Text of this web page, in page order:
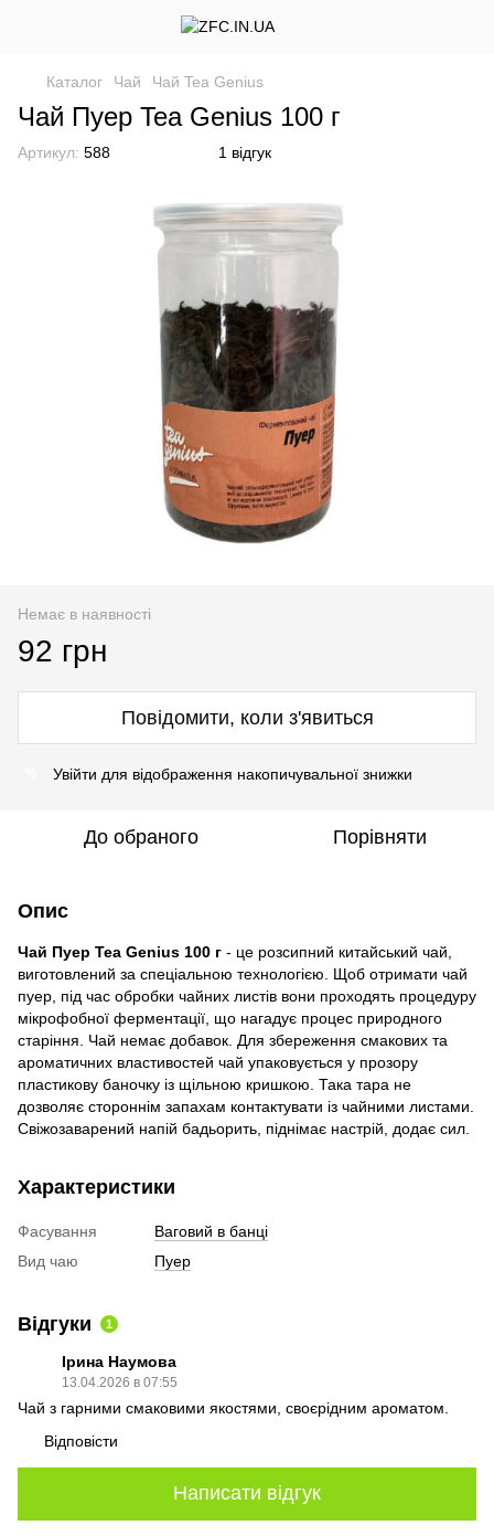
Каталог Чай Чай Tea Genius
Чай Пуер Tea Genius 100 г
Артикул: 588 1 відгук
Немає в наявності
92 грн
Повідомити, коли з'явиться
Увійти для відображення накопичувальної знижки
До обраного Порівняти
Опис
Чай Пуер Tea Genius 100 г - це розсипний китайський чай,
виготовлений за спеціальною технологією. Щоб отримати чай
пуер, під час обробки чайних листів вони проходять процедуру
мікрофобної ферментації, що нагадує процес природного
старіння. Чай немає добавок. Для збереження смакових та
ароматичних властивостей чай упаковується у прозору
пластикову баночку із щільною кришкою. Така тара не
дозволяє стороннім запахам контактувати із чайними листами.
Свіжозаварений напій бадьорить, піднімає настрій, додає сил.
Характеристики
Фасування
Ваговий в банці
Вид чаю
Пуер
Відгуки 1
Ірина Наумова
13.04.2026 в 07:55
Чай з гарними смаковими якостями, своєрідним ароматом.
Відповісти
Написати відгук